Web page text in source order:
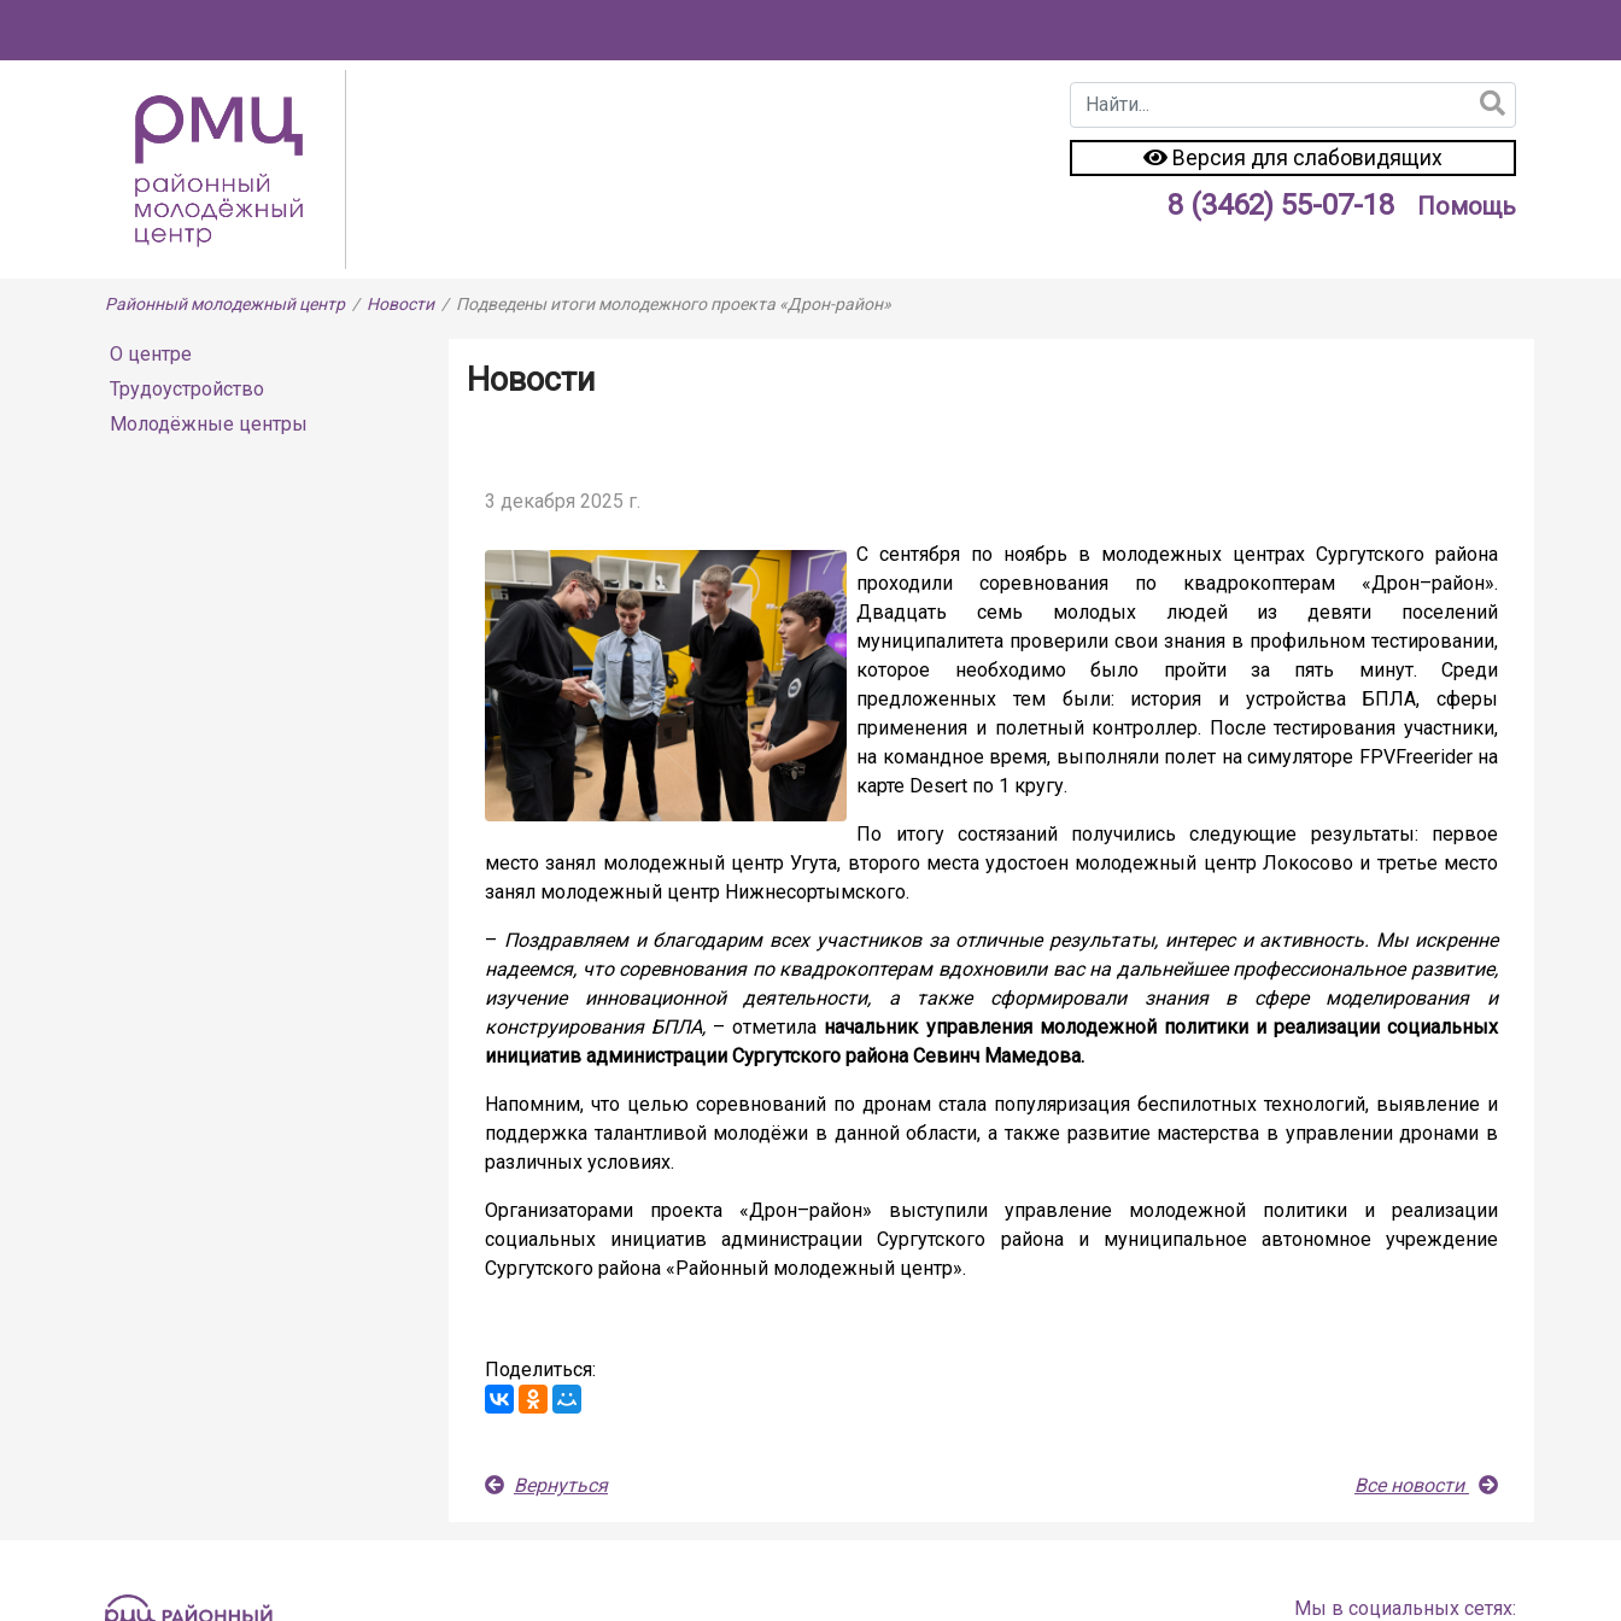
Версия для слабовидящих
8 (3462) 55-07-18 Помощь
Районный молодежный центр / Новости / Подведены итоги молодежного проекта «Дрон-район»
О центре
Трудоустройство
Молодёжные центры
Новости
3 декабря 2025 г.
С сентября по ноябрь в молодежных центрах Сургутского района
проходили соревнования по квадрокоптерам «Дрон–район».
Двадцать семь молодых людей из девяти поселений
муниципалитета проверили свои знания в профильном тестировании,
которое необходимо было пройти за пять минут. Среди
предложенных тем были: история и устройства БПЛА, сферы
применения и полетный контроллер. После тестирования участники,
на командное время, выполняли полет на симуляторе FPVFreerider на
карте Desert по 1 кругу.
По итогу состязаний получились следующие результаты: первое
место занял молодежный центр Угута, второго места удостоен молодежный центр Локосово и третье место
занял молодежный центр Нижнесортымского.
– Поздравляем и благодарим всех участников за отличные результаты, интерес и активность. Мы искренне
надеемся, что соревнования по квадрокоптерам вдохновили вас на дальнейшее профессиональное развитие,
изучение инновационной деятельности, а также сформировали знания в сфере моделирования и
конструирования БПЛА, – отметила начальник управления молодежной политики и реализации социальных
инициатив администрации Сургутского района Севинч Мамедова.
Напомним, что целью соревнований по дронам стала популяризация беспилотных технологий, выявление и
поддержка талантливой молодёжи в данной области, а также развитие мастерства в управлении дронами в
различных условиях.
Организаторами проекта «Дрон–район» выступили управление молодежной политики и реализации
социальных инициатив администрации Сургутского района и муниципальное автономное учреждение
Сургутского района «Районный молодежный центр».
Поделиться:
Вернуться Все новости
Мы в социальных сетях: